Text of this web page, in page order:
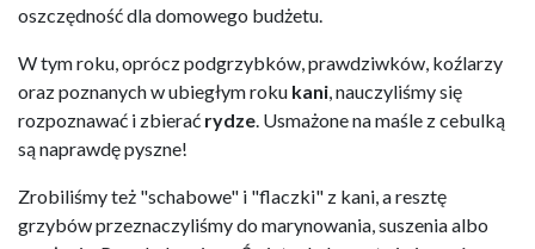
oszczędność dla domowego budżetu.
W tym roku, oprócz podgrzybków, prawdziwków, koźlarzy
oraz poznanych w ubiegłym roku kani, nauczyliśmy się
rozpoznawać i zbierać rydze. Usmażone na maśle z cebulką
są naprawdę pyszne!
Zrobiliśmy też "schabowe" i "flaczki" z kani, a resztę
grzybów przeznaczyliśmy do marynowania, suszenia albo